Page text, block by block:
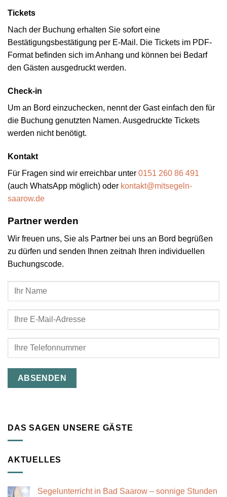
Tickets
Nach der Buchung erhalten Sie sofort eine
Bestätigungsbestätigung per E-Mail. Die Tickets im PDF-
Format befinden sich im Anhang und können bei Bedarf
den Gästen ausgedruckt werden.
Check-in
Um an Bord einzuchecken, nennt der Gast einfach den für
die Buchung genutzten Namen. Ausgedruckte Tickets
werden nicht benötigt.
Kontakt
Für Fragen sind wir erreichbar unter 0151 260 86 491
(auch WhatsApp möglich) oder kontakt@mitsegeln-
saarow.de
Partner werden
Wir freuen uns, Sie als Partner bei uns an Bord begrüßen
zu dürfen und senden Ihnen zeitnah Ihren individuellen
Buchungscode.
Bitte
DAS SAGEN UNSERE GÄSTE
AKTUELLES
Segelunterricht in Bad Saarow – sonnige Stunden